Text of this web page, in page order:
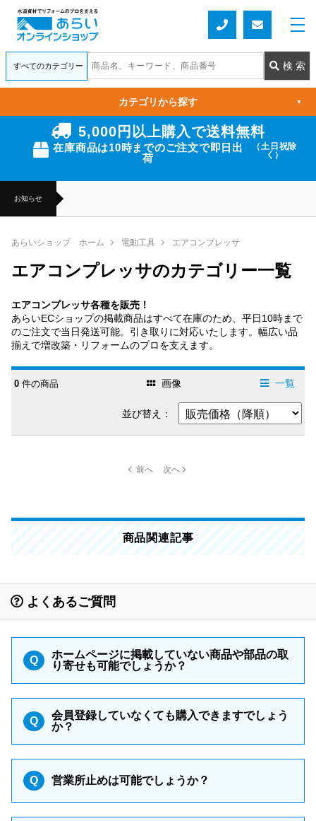
5,000円以上購入で送料無料
在庫商品は10時までのご注文で即日出
荷
（土日祝除
く）
お知らせ
カテゴリから探す ▼
あらいショップ ホーム 電動工具 エアコンプレッサ
エアコンプレッサのカテゴリー一覧
エアコンプレッサ各種を販売！
あらいECショップの掲載商品はすべて在庫のため、平日10時まで
のご注文で当日発送可能。引き取りに対応いたします。幅広い品
揃えで増改築・リフォームのプロを支えます。
0 件の商品 画像 一覧
並び替え：
商品関連記事
よくあるご質問
Q
ホームページに掲載していない商品や部品の取
り寄せも可能でしょうか？
Q
会員登録していなくても購入できますでしょう
か？
Q 営業所止めは可能でしょうか？